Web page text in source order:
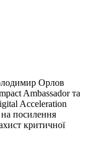
Орлов
Ambassador та
Acceleration
на посилення
критичної